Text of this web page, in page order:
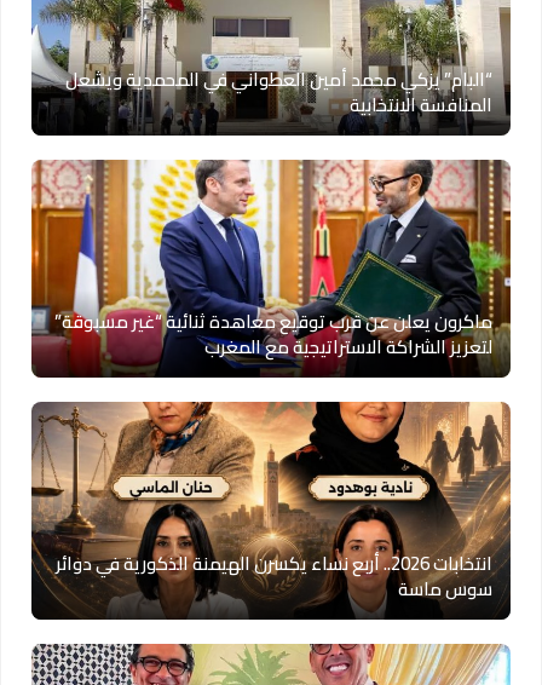
“البام” يزكي محمد أمين العطواني في المحمدية ويشعل
المنافسة الانتخابية
ماكرون يعلن عن قرب توقيع معاهدة ثنائية “غير مسبوقة”
لتعزيز الشراكة الاستراتيجية مع المغرب
انتخابات 2026.. أربع نساء يكسرن الهيمنة الذكورية في دوائر
سوس ماسة